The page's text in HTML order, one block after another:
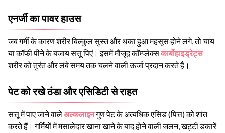
एनर्जी का पावर हाउस
जब गर्मी के कारण शरीर बिल्कुल सुस्त और थका हुआ महसूस होने लगे, तो चाय
या कॉफी पीने के बजाय सत्तू पिएं। इसमें मौजूद कॉम्प्लेक्सकार्बोहाइड्रेट्स
शरीर को तुरंत और लंबे समय तक चलने वाली ऊर्जा प्रदान करते हैं।
पेट को रखे ठंडा और एसिडिटी से राहत
सत्तू में पाए जाने वालेअल्कलाइनगुण पेट के अत्यधिक एसिड (पित्त) को शांत
करते हैं। गर्मियों में मसालेदार खाना खाने के बाद होने वाली जलन, खट्टी डकारें